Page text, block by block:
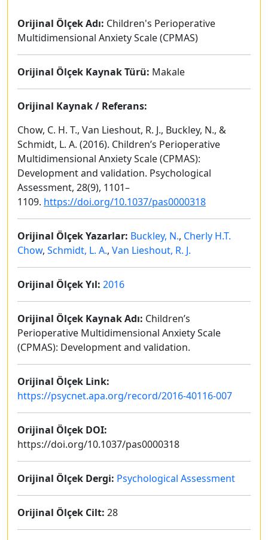
Orijinal Ölçek Adı: Children's Perioperative
Multidimensional Anxiety Scale (CPMAS)
Orijinal Ölçek Kaynak Türü: Makale
Orijinal Kaynak / Referans:
Chow, C. H. T., Van Lieshout, R. J., Buckley, N., &
Schmidt, L. A. (2016). Children’s Perioperative
Multidimensional Anxiety Scale (CPMAS):
Development and validation. Psychological
Assessment, 28(9), 1101–
1109. https://doi.org/10.1037/pas0000318
Orijinal Ölçek Yazarlar: Buckley, N., Cherly H.T.
Chow, Schmidt, L. A., Van Lieshout, R. J.
Orijinal Ölçek Yıl: 2016
Orijinal Ölçek Kaynak Adı: Children’s
Perioperative Multidimensional Anxiety Scale
(CPMAS): Development and validation.
Orijinal Ölçek Link:
https://psycnet.apa.org/record/2016-40116-007
Orijinal Ölçek DOI:
https://doi.org/10.1037/pas0000318
Orijinal Ölçek Dergi: Psychological Assessment
Orijinal Ölçek Cilt: 28